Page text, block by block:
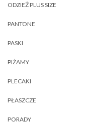
ODZIEŻ PLUS SIZE
PANTONE
PASKI
PIŻAMY
PLECAKI
PŁASZCZE
PORADY